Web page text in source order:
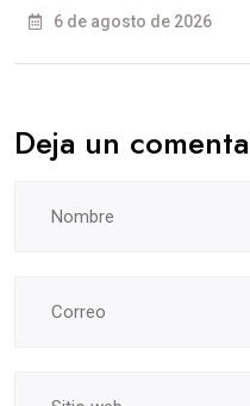
6 de agosto de 2026
Deja un